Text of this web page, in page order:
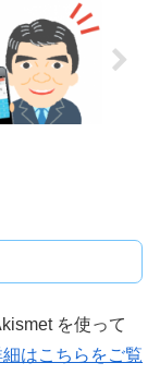
を使って
はこちらをご覧